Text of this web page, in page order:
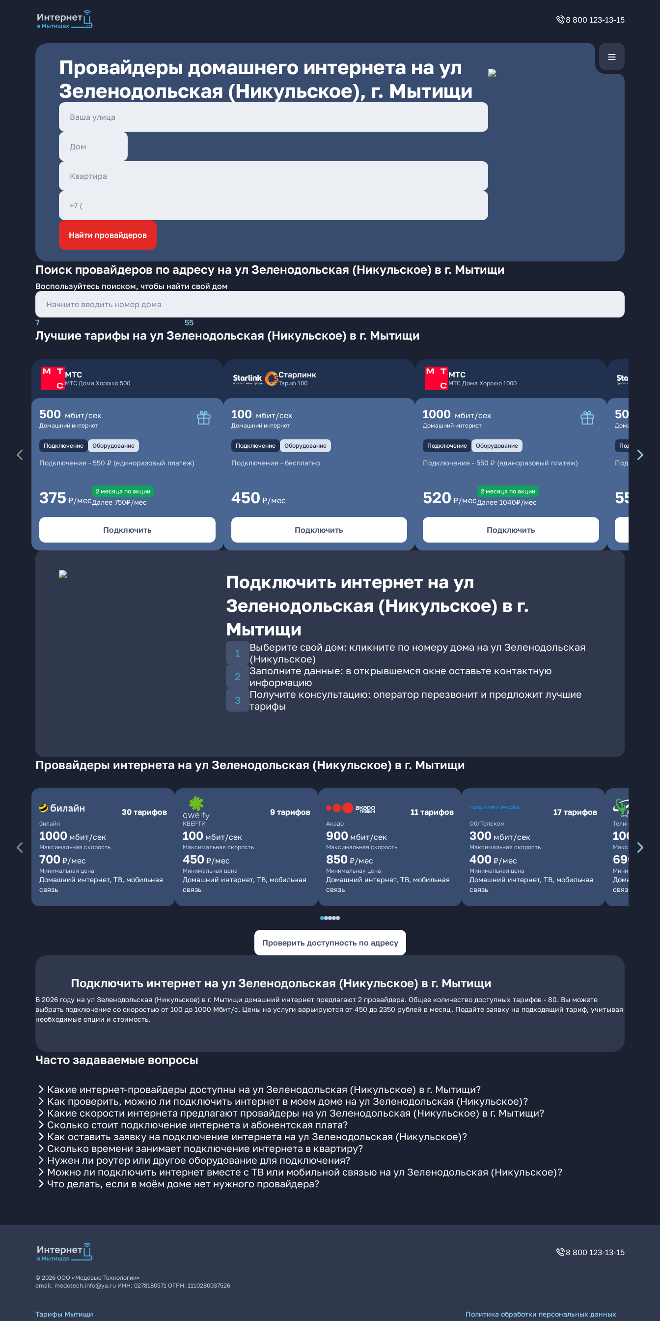
8 800 123-13-15
Провайдеры домашнего интернета на ул
Зеленодольская (Никульское), г. Мытищи
Найти провайдеров
Поиск провайдеров по адресу на ул Зеленодольская (Никульское) в г. Мытищи
Воспользуйтесь поиском, чтобы найти свой дом
7 55
Лучшие тарифы на ул Зеленодольская (Никульское) в г. Мытищи
МТС
МТС Дома Хорошо 500
500 мбит/сек
Домашний интернет
Подключение Оборудование
Подключение - 550 ₽ (единоразовый платеж)
375 ₽/мес
2 месяцa по акции
Далее 750₽/мес
Подключить
Старлинк
Тариф 100
100 мбит/сек
Домашний интернет
Подключение Оборудование
Подключение- бесплатно
450 ₽/мес
Подключить
МТС
МТС Дома Хорошо 1000
1000 мбит/сек
Домашний интернет
Подключение Оборудование
Подключение - 550 ₽ (единоразовый платеж)
520 ₽/мес
2 месяцa по акции
Далее 1040₽/мес
Подключить
500
Домашний
Подключение
550
Подключить интернет на ул
Зеленодольская (Никульское) в г.
Мытищи
Выберите свой дом: кликните по номеру дома на ул Зеленодольская
(Никульское)
Заполните данные: в открывшемся окне оставьте контактную
информацию
Получите консультацию: оператор перезвонит и предложит лучшие
тарифы
Провайдеры интернета на ул Зеленодольская (Никульское) в г. Мытищи
билайн
30 тарифов
1000 мбит/сек
Максимальная скорость
700 ₽/мес
Минимальная цена
Домашний интернет, ТВ, мобильная
связь
КВЕРТИ
9 тарифов
100 мбит/сек
Максимальная скорость
450 ₽/мес
Минимальная цена
Домашний интернет, ТВ, мобильная
связь
Акадо
11 тарифов
900 мбит/сек
Максимальная скорость
850 ₽/мес
Минимальная цена
Домашний интернет, ТВ, мобильная
связь
ОблТелеком
17 тарифов
300 мбит/сек
Максимальная скорость
400 ₽/мес
Минимальная цена
Домашний интернет, ТВ, мобильная
связь
ТелинКом
1000
Максимальная
690
Минимальная
Домашний
связь
Проверить доступность по адресу
Подключить интернет на ул Зеленодольская (Никульское) в г. Мытищи
В 2026 году на ул Зеленодольская (Никульское) в г. Мытищи домашний интернет предлагают 2 провайдера. Общее количество доступных тарифов - 80. Вы можете
выбрать подключение со скоростью от 100 до 1000 Мбит/с. Цены на услуги варьируются от 450 до 2350 рублей в месяц. Подайте заявку на подходящий тариф, учитывая
необходимые опции и стоимость.
Часто задаваемые вопросы
Какие интернет-провайдеры доступны на ул Зеленодольская (Никульское) в г. Мытищи?
Как проверить, можно ли подключить интернет в моем доме на ул Зеленодольская (Никульское)?
Какие скорости интернета предлагают провайдеры на ул Зеленодольская (Никульское) в г. Мытищи?
Сколько стоит подключение интернета и абонентская плата?
Как оставить заявку на подключение интернета на ул Зеленодольская (Никульское)?
Сколько времени занимает подключение интернета в квартиру?
Нужен ли роутер или другое оборудование для подключения?
Можно ли подключить интернет вместе с ТВ или мобильной связью на ул Зеленодольская (Никульское)?
Что делать, если в моём доме нет нужного провайдера?
8 800 123-13-15
© 2026 ООО «Медовые Технологии»
email: medotech.info@ya.ru ИНН: 0278180571 ОГРН: 1110280037526
Тарифы Мытищи
Политика обработки персональных данных